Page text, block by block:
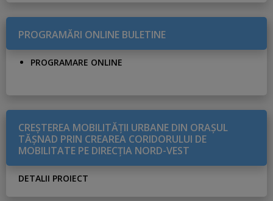
PROGRAMĂRI ONLINE BULETINE
PROGRAMARE ONLINE
CREŞTEREA MOBILITĂŢII URBANE DIN ORAŞUL
TĂŞNAD PRIN CREAREA CORIDORULUI DE
MOBILITATE PE DIRECŢIA NORD-VEST
DETALII PROIECT